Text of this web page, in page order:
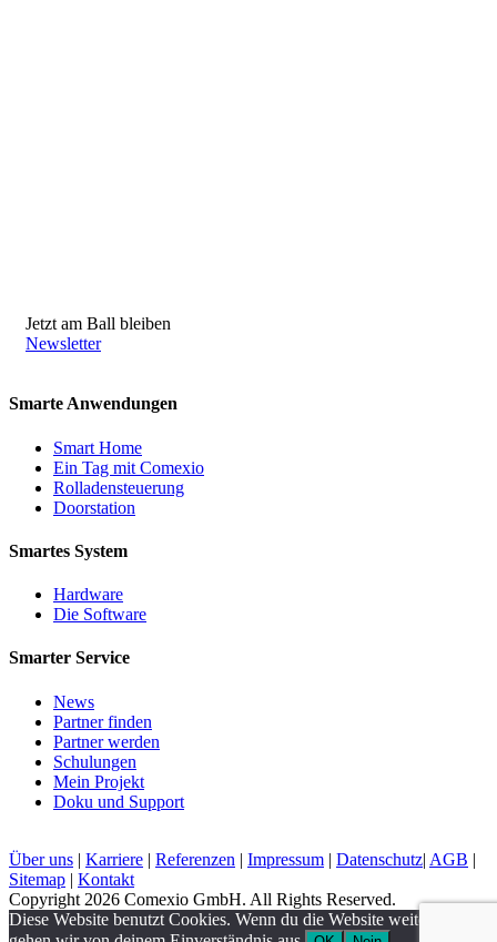
Jetzt am Ball bleiben
Newsletter
Smarte Anwendungen
Smart Home
Ein Tag mit Comexio
Rolladensteuerung
Doorstation
Smartes System
Hardware
Die Software
Smarter Service
News
Partner finden
Partner werden
Schulungen
Mein Projekt
Doku und Support
Über uns | Karriere | Referenzen | Impressum | Datenschutz| AGB |
Sitemap | Kontakt
Copyright 2026 Comexio GmbH. All Rights Reserved.
Diese Website benutzt Cookies. Wenn du die Website weiter nutzt,